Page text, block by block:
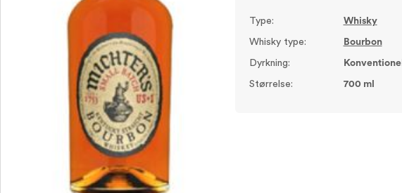
Type: Whisky
Whisky type: Bourbon
Dyrkning: Konventionel
Størrelse: 700 ml